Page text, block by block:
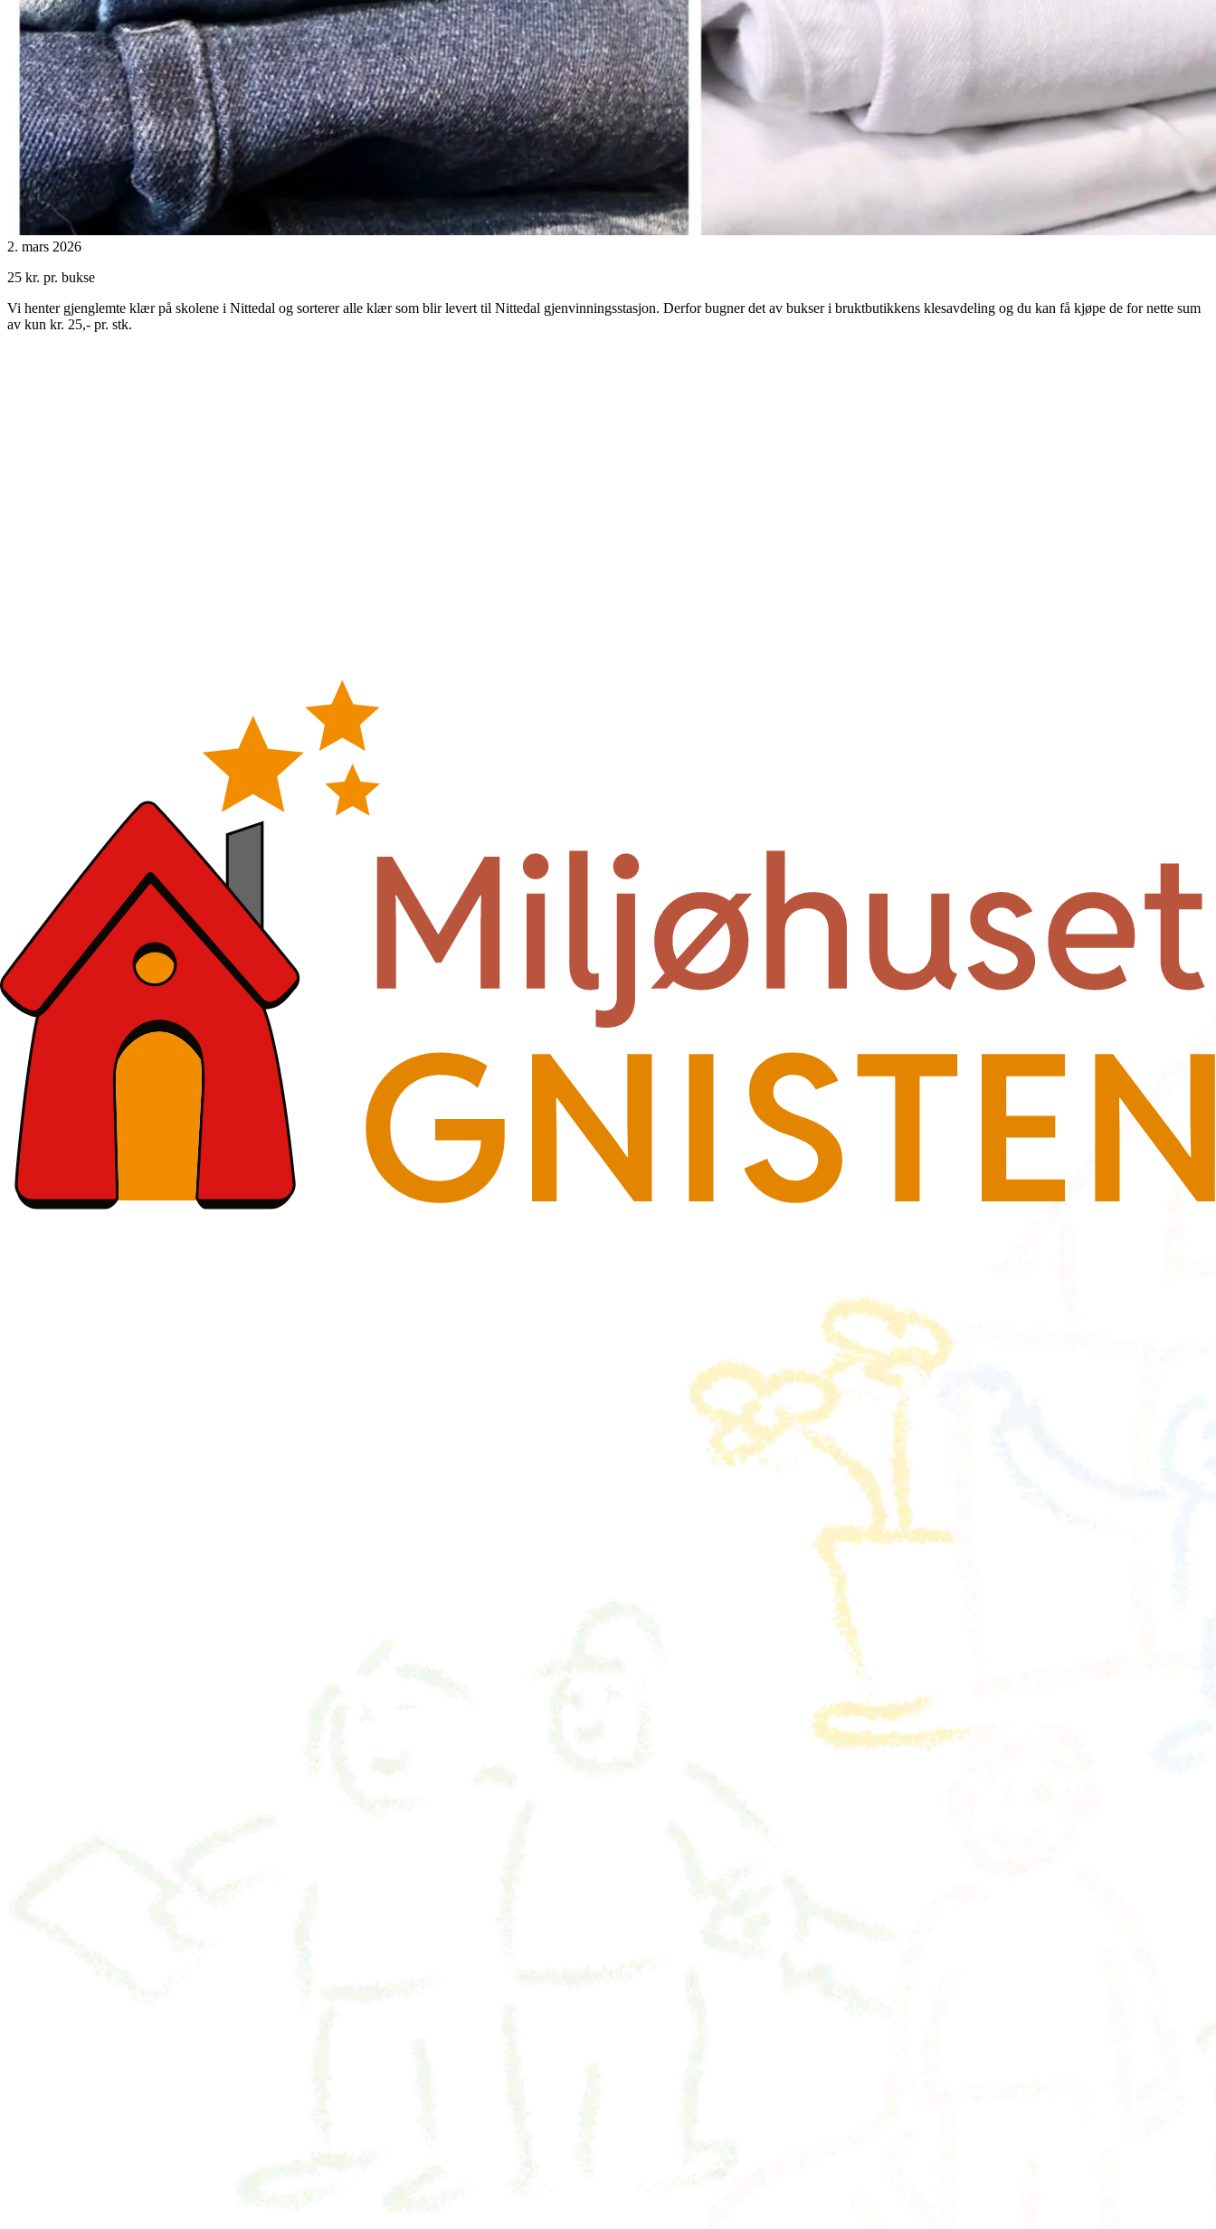
2. mars 2026
25 kr. pr. bukse
Vi henter gjenglemte klær på skolene i Nittedal og sorterer alle klær som blir levert til Nittedal gjenvinningsstasjon. Derfor bugner det av bukser i bruktbutikkens klesavdeling og du kan få kjøpe de for nette sum
av kun kr. 25,- pr. stk.